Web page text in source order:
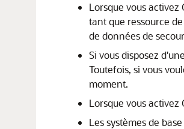
Lorsque vous
tant que ressource
de données de
Si vous disposez
Toutefois, si vous
moment.
Lorsque vous activez
Les systèmes de